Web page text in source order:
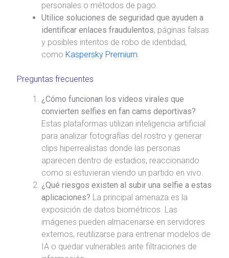
personales o métodos de pago.
Utilice soluciones de seguridad que ayuden a
identificar enlaces fraudulentos, páginas falsas
y posibles intentos de robo de identidad,
como Kaspersky Premium.
Preguntas frecuentes
¿Cómo funcionan los videos virales que
convierten selfies en fan cams deportivas?
Estas plataformas utilizan inteligencia artificial
para analizar fotografías del rostro y generar
clips hiperrealistas donde las personas
aparecen dentro de estadios, reaccionando
como si estuvieran viendo un partido en vivo.
¿Qué riesgos existen al subir una selfie a estas
aplicaciones? La principal amenaza es la
exposición de datos biométricos. Las
imágenes pueden almacenarse en servidores
externos, reutilizarse para entrenar modelos de
IA o quedar vulnerables ante filtraciones de